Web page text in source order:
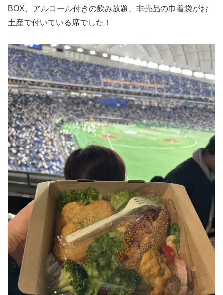
BOX、アルコール付きの飲み放題、非売品の巾着袋がお
土産で付いている席でした！